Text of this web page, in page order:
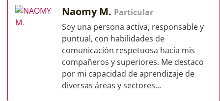
Naomy M. Particular
Soy una persona activa, responsable y
puntual, con habilidades de
comunicación respetuosa hacia mis
compañeros y superiores. Me destaco
por mi capacidad de aprendizaje de
diversas áreas y sectores...